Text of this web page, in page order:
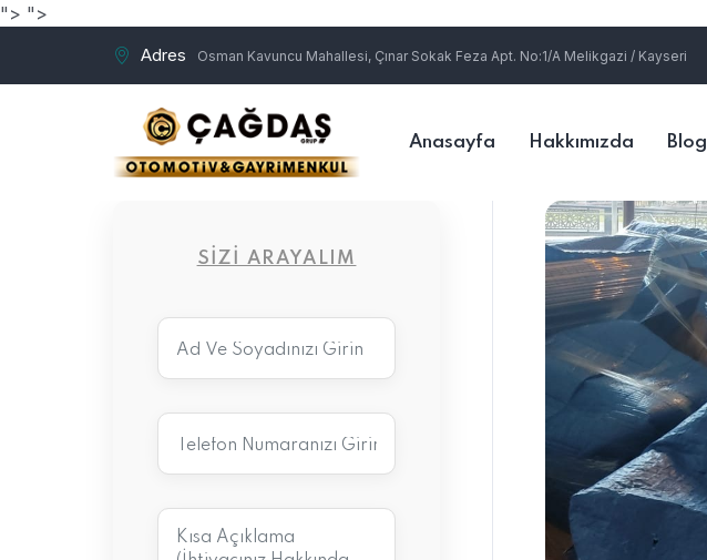
"> ">
Adres Osman Kavuncu Mahallesi, Çınar Sokak Feza Apt. No:1/A Melikgazi / Kayseri
Anasayfa Hakkımızda Blog
SIZI ARAYALIM